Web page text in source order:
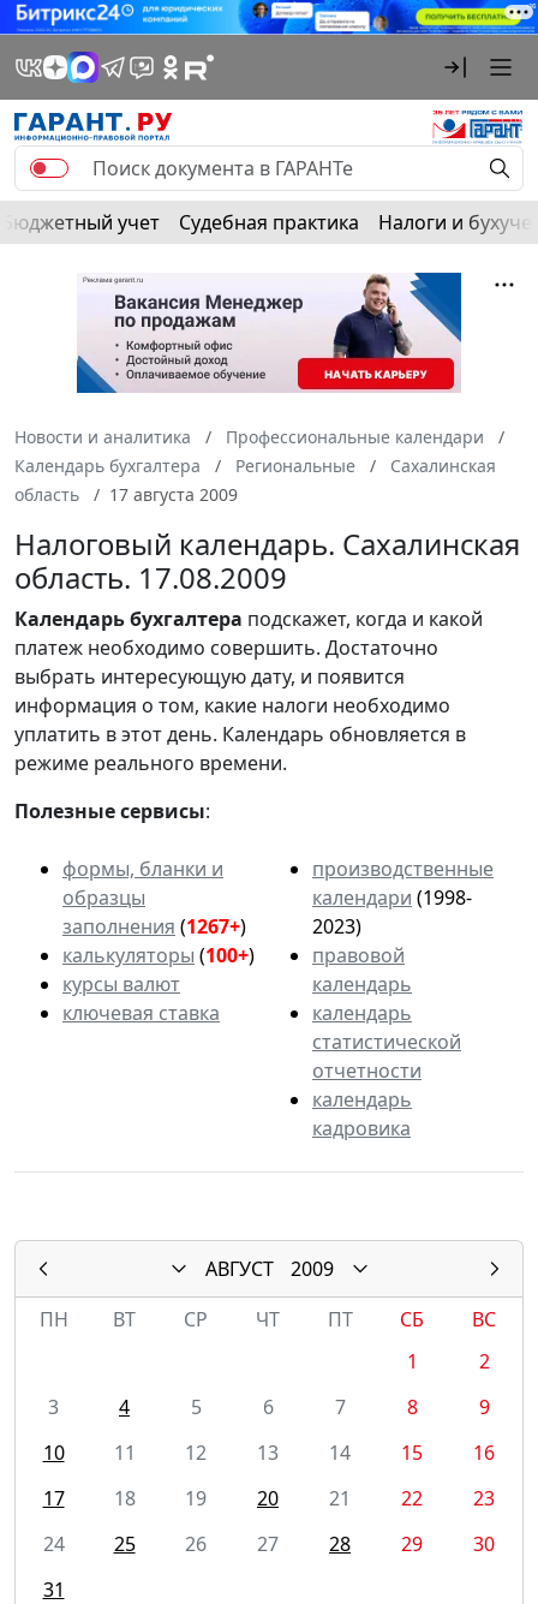
Бюджетный учет Судебная практика Налоги и
Новости и аналитика
Профессиональные календари
Календарь бухгалтера
Региональные
Сахалинская
область
17 августа 2009
Налоговый календарь. Сахалинская
область. 17.08.2009
Календарьбухгалтера подскажет, когда и какой
платеж необходимо совершить. Достаточно
выбрать интересующую дату, и появится
информация о том, какие налоги необходимо
уплатить в этот день. Календарь обновляется в
режиме реального времени.
Полезные сервисы:
формы, бланки и
образцы
заполнения (1267+)
калькуляторы (100+)
курсы валют
ключевая ставка
производственные
календари (1998-
2023)
правовой
календарь
календарь
статистической
отчетности
календарь
кадровика
АВГУСТ
2009
ПН
ВТ СР ЧТ ПТ СБ
ВС
1
2
3
4 5 6 7 8
9
10
11 12 13 14 15
16
17
18 19 20 21 22
23
24
25 26 27 28 29
30
31